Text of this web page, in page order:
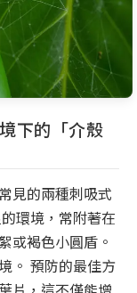
下的「介殼
見的兩種刺吸式
環境，常附著在
或褐色小圓盾。
。 預防的最佳方